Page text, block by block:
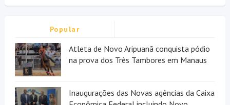
Popular
Atleta de Novo Aripuanã conquista pódio
na prova dos Três Tambores em Manaus
Inaugurações das Novas agências da Caixa